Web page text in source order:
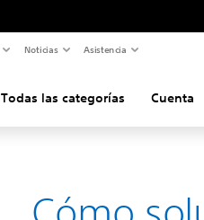
Noticias Asistencia
Todas las categorías Cuenta